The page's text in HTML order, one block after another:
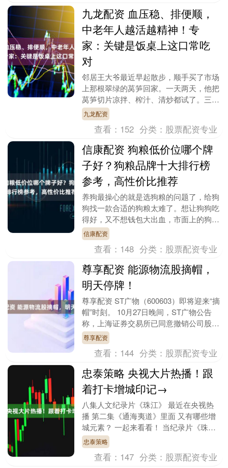
九龙配资 血压稳、排便顺，
中老年人越活越精神！专
家：关键是饭桌上这口常吃
对
邻居王大爷最近早起散步，顺手买了市场
上那根翠绿的莴笋回家。一天两天，他把
莴笋切片凉拌、榨汁、清炒都试了。三个
月后，来串门的老友惊讶地说：“你气色
不错九龙配资，胃....
九龙配资
查看： 152 分类： 股票配资专业
信康配资 狗粮低价位哪个牌
子好？狗粮品牌十大排行榜
参考，高性价比推荐
养狗最操心的就是选狗粮的问题了，给狗
狗找一款合适的狗粮太难了。想让狗狗吃
得好，又不想钱包大出血，市面上的狗粮
品牌像渴望、爱肯拿、领先这些都很火信
康配资，但想找一....
信康配资
查看： 148 分类： 股票配资专业
尊享配资 能源物流股摘帽，
明天停牌！
尊享配资 ST广物（600603）即将迎来“摘
帽”时刻。 10月27日晚间，ST广物公告
称，上海证券交易所已同意撤销公司股票
其他风险警示，公司股票将于2025年....
尊享配资
查看： 144 分类： 股票配资专业
忠泰策略 央视大片热播！跟
着打卡增城印记→
八集人文纪录片《珠江》 最近在央视热
播 第二集《通海夷道》里面 又有哪些增
城元素？ 一起来看看！ 当纪录片《珠
江》第二集《通海夷道》的画卷展开，我
们跟随镜头穿越....
忠泰策略
查看： 147 分类： 股票配资专业